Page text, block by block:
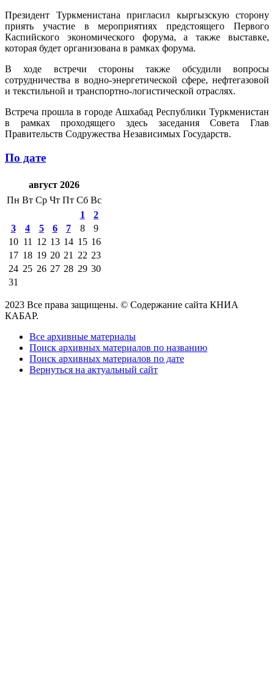
Президент Туркменистана пригласил кыргызскую сторону
приять участие в мероприятиях предстоящего Первого
Каспийского экономического форума, а также выставке,
которая будет организована в рамках форума.
В ходе встречи стороны также обсудили вопросы
сотрудничества в водно-энергетической сфере, нефтегазовой
и текстильной и транспортно-логистической отраслях.
Встреча прошла в городе Ашхабад Республики Туркменистан
в рамках проходящего здесь заседания Совета Глав
Правительств Содружества Независимых Государств.
По дате
август 2026
Пн Вт Ср Чт Пт Сб Вс
1
2
3
4 5 6 7 8
9
10 11 12 13 14 15 16
17 18 19 20 21 22 23
24 25 26 27 28 29 30
31
2023 Все права защищены. © Содержание сайта КНИА
КАБАР.
Все архивные материалы
Поиск архивных материалов по названию
Поиск архивных материалов по дате
Вернуться на актуальный сайт